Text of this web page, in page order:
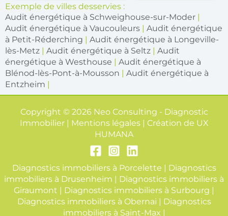
Exemple de villes desservies :
Audit énergétique à Schweighouse-sur-Moder |
Audit énergétique à Vaucouleurs | Audit énergétique
à Petit-Réderching | Audit énergétique à Longeville-
lès-Metz | Audit énergétique à Seltz | Audit
énergétique à Westhouse | Audit énergétique à
Blénod-lès-Pont-à-Mousson | Audit énergétique à
Entzheim |
Copyright © 2026 Neo Consulting - Diagnostic
Immobilier | Mentions légales | Création de UX
HUMANA
Diagnostics immobiliers à Porcelette | Diagnostics
immobiliers à Drusenheim | Diagnostics immobiliers à
Giraumont | Diagnostics immobiliers à Surbourg |
Diagnostics immobiliers à Obernai | Diagnostics
immobiliers à Saint-Max |